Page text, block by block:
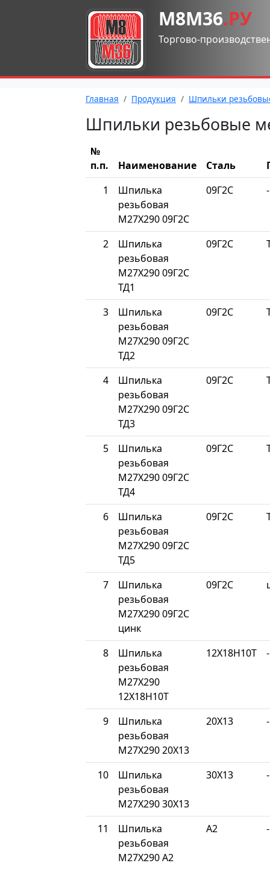
М8М36.РУ
Торгово-
Главная Продукция Шпильки
Шпильки резьбовые
№
п.п.
Наименование Сталь
1
Шпилька
резьбовая
М27Х290 09Г2С
09Г2С -
2
Шпилька
резьбовая
М27Х290 09Г2С
ТД1
09Г2С
3
Шпилька
резьбовая
М27Х290 09Г2С
ТД2
09Г2С
4
Шпилька
резьбовая
М27Х290 09Г2С
ТД3
09Г2С
5
Шпилька
резьбовая
М27Х290 09Г2С
ТД4
09Г2С
6
Шпилька
резьбовая
М27Х290 09Г2С
ТД5
09Г2С
7
Шпилька
резьбовая
М27Х290 09Г2С
цинк
09Г2С
8
Шпилька
резьбовая
М27Х290
12Х18Н10Т
12Х18Н10Т -
9
Шпилька
резьбовая
М27Х290 20Х13
20Х13 -
10
Шпилька
резьбовая
М27Х290 30Х13
30Х13 -
11
Шпилька
резьбовая
М27Х290 A2
A2 -